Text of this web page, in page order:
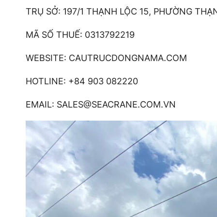
TRỤ SỞ: 197/1 THẠNH LỘC 15, PHƯỜNG
MÃ SỐ THUẾ: 0313792219
WEBSITE: CAUTRUCDONGNAMA.COM
HOTLINE: +84 903 082220
EMAIL: SALES@SEACRANE.COM.VN